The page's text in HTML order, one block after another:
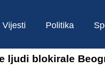
Vijesti Politika
ljudi blokirale